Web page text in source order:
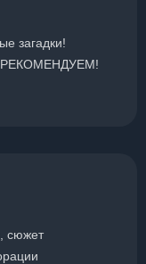
загадки!
РЕКОМЕНДУЕМ!
сюжет